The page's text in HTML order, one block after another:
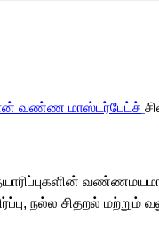
வண்ண மாஸ்டர்பேட்ச்
தயாரிப்புகளின்
நல்ல சிதறல்